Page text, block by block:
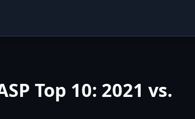
Top 10: 2021 vs.